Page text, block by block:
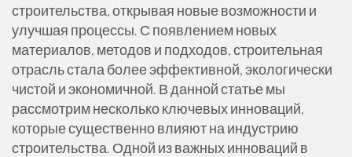
строительства, открывая новые возможности и
улучшая процессы. С появлением новых
материалов, методов и подходов, строительная
отрасль стала более эффективной, экологически
чистой и экономичной. В данной статье мы
рассмотрим несколько ключевых инноваций,
которые существенно влияют на индустрию
строительства. Одной из важных инноваций в